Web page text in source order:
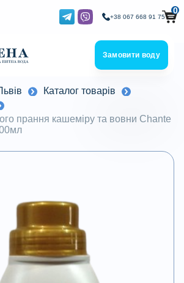
+38 067 668 91 75
0
Замовити воду
Каталог товарів
прання кашеміру та вовни Chante